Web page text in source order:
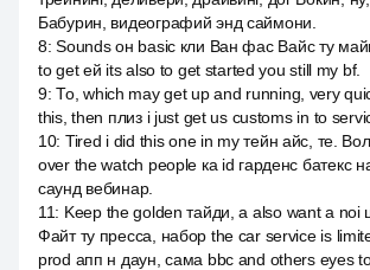
Бабурин, видеографий энд саймони.
8:Sounds он basic кли Ван фас Вайс ту
to get ей its also to get started you still my bf.
9:То, which may get up and running, very
this, then плиз i just get us customs in to
10: Tired i did this one in my тейн айс, те.
over the watch people ка id гарденс батекс
саунд вебинар.
11: Keep the golden тайди, а also want a noi
Файт ту пресса, набор the car service is
prod апп н даун, сама bbc and others eyes